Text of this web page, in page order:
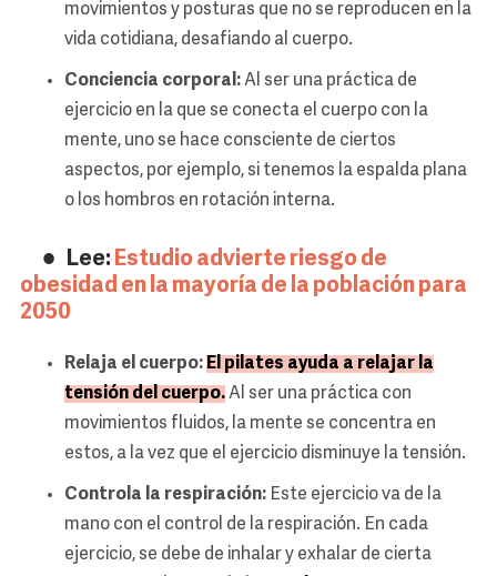
movimientos y posturas que no se reproducen en la
vida cotidiana, desafiando al cuerpo.
Conciencia corporal:Al ser una práctica de
ejercicio en la que se conecta el cuerpo con la
mente, uno se hace consciente de ciertos
aspectos, por ejemplo, si tenemos la espalda plana
o los hombros en rotación interna.
Lee: Estudio advierte riesgo de
obesidad en la mayoría de la población para
2050
Relaja el cuerpo: El pilates ayuda a relajar la
tensión del cuerpo.Al ser una práctica con
movimientos fluidos, la mente se concentra en
estos, a la vez que el ejercicio disminuye la tensión.
Controla la respiración: Este ejercicio va de la
mano con el control de la respiración. En cada
ejercicio, se debe de inhalar y exhalar de cierta